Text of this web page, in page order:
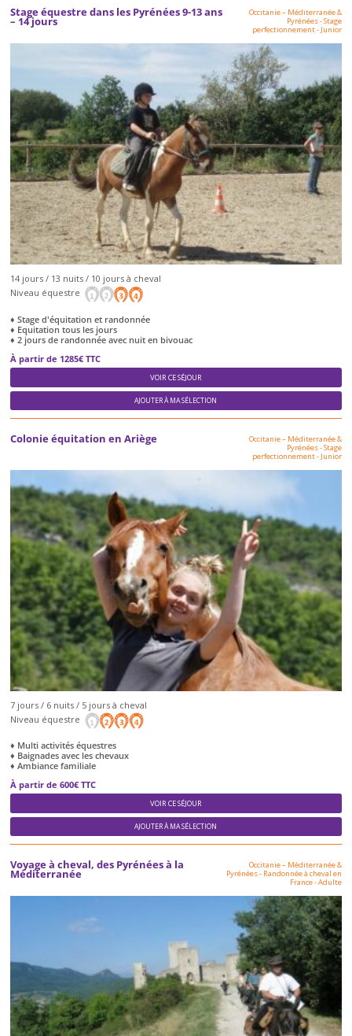
Stage équestre dans les Pyrénées 9-13 ans
– 14 jours
Occitanie – Méditerranée &
Pyrénées-Stage
perfectionnement- Junior
14 jours / 13 nuits / 10 jours à cheval
Niveau équestre
♦ Stage d'équitation et randonnée
♦ Equitation tous les jours
♦ 2 jours de randonnée avec nuit en bivouac
À partir de 1285€ TTC
VOIR CE SÉJOUR
AJOUTER À MA SÉLECTION
Colonie équitation en Ariège
Occitanie – Méditerranée &
Pyrénées-Stage
perfectionnement- Junior
7 jours / 6 nuits / 5 jours à cheval
Niveau équestre
♦ Multi activités équestres
♦ Baignades avec les chevaux
♦ Ambiance familiale
À partir de 600€ TTC
VOIR CE SÉJOUR
AJOUTER À MA SÉLECTION
Voyage à cheval, des Pyrénées à la
Méditerranée
Occitanie – Méditerranée &
Pyrénées- Randonnée à cheval en
France-Adulte